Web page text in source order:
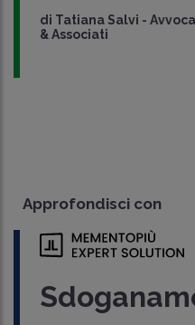
di Tatiana Salvi -
& Associati
Approfondisci con